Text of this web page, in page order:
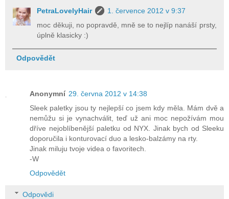
PetraLovelyHair
1. července 2012 v 9:37
moc děkuji, no popravdě, mně se to nejlíp nanáší prsty,
úplně klasicky :)
Odpovědět
Anonymní 29. června 2012 v 14:38
Sleek paletky jsou ty nejlepší co jsem kdy měla. Mám dvě a
nemůžu si je vynachválit, teď už ani moc nepožívám mou
dříve nejoblíbenější paletku od NYX. Jinak bych od Sleeku
doporučila i konturovací duo a lesko-balzámy na rty.
Jinak miluju tvoje videa o favoritech.
-W
Odpovědět
Odpovědi